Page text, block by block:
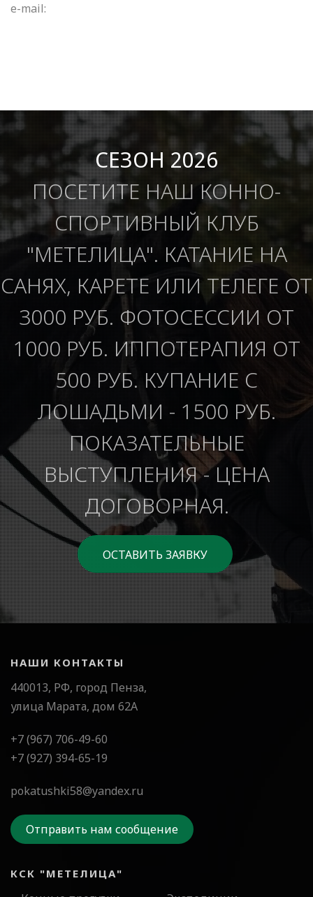
e-mail:
СЕЗОН 2026
ПОСЕТИТЕ НАШ КОННО-
СПОРТИВНЫЙ КЛУБ
"МЕТЕЛИЦА". КАТАНИЕ НА
САНЯХ, КАРЕТЕ ИЛИ ТЕЛЕГЕ ОТ
3000 РУБ. ФОТОСЕССИИ ОТ
1000 РУБ. ИППОТЕРАПИЯ ОТ
500 РУБ. КУПАНИЕ С
ЛОШАДЬМИ - 1500 РУБ.
ПОКАЗАТЕЛЬНЫЕ
ВЫСТУПЛЕНИЯ - ЦЕНА
ДОГОВОРНАЯ.
ОСТАВИТЬ ЗАЯВКУ
НАШИ КОНТАКТЫ
440013, РФ, город Пенза,
улица Марата, дом 62А
+7 (967) 706-49-60
+7 (927) 394-65-19
pokatushki58@yandex.ru
Отправить нам сообщение
КСК "МЕТЕЛИЦА"